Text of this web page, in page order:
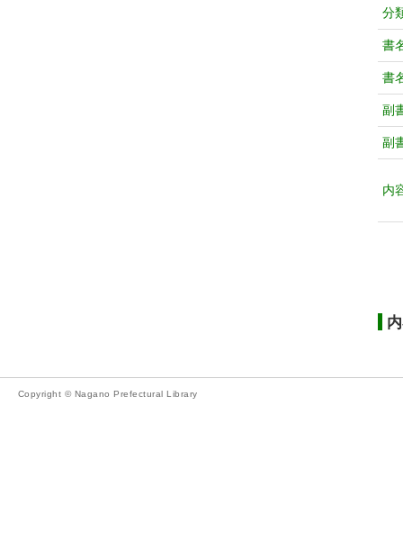
分
書
書
副
副
内
Copyright © Nagano Prefectural Library